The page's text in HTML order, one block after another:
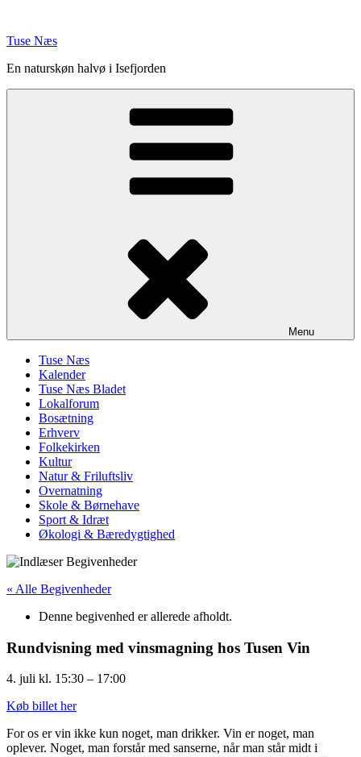
indhold
Tuse Næs
En naturskøn halvø i Isefjorden
Menu
Tuse Næs
Kalender
Tuse Næs Bladet
Lokalforum
Bosætning
Erhverv
Folkekirken
Kultur
Natur & Friluftsliv
Overnatning
Skole & Børnehave
Sport & Idræt
Økologi & Bæredygtighed
« Alle Begivenheder
Denne begivenhed er allerede afholdt.
Rundvisning med vinsmagning hos Tusen Vin
4. juli kl. 15:30 – 17:00
Køb billet her
For os er vin ikke kun noget, man drikker. Vin er noget, man
oplever. Noget, man forstår med sanserne, når man står midt i